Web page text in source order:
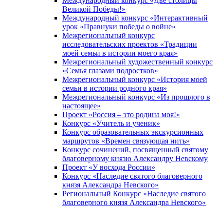
Великой Победы!»
Международный конкурс «Интерактивный
урок «Правнуки победы о войне»
Межрегиональный конкурс
исследовательских проектов «Традиции
моей семьи в истории моего края»
Межрегиональный художественный конкурс
«Семья глазами подростков»
Межрегиональный конкурс «История моей
семьи в истории родного края»
Межрегиональный конкурс «Из прошлого в
настоящее»
Проект «Россия – это родина моя!»
Конкурс «Учитель и ученик»
Конкурс образовательных экскурсионных
маршрутов «Времен связующая нить»
Конкурс сочинений, посвященный святому
благоверному князю Александру Невскому
Проект «У восхода России»
Конкурс «Наследие святого благоверного
князя Александра Невского»
Региональный Конкурс «Наследие святого
благоверного князя Александра Невского»